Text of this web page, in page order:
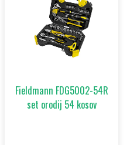
Fieldmann FDG5002-54R
set orodij 54 kosov